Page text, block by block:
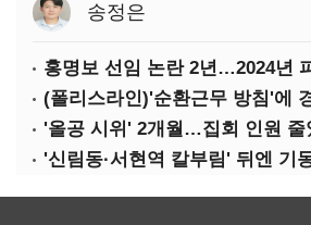
송정은